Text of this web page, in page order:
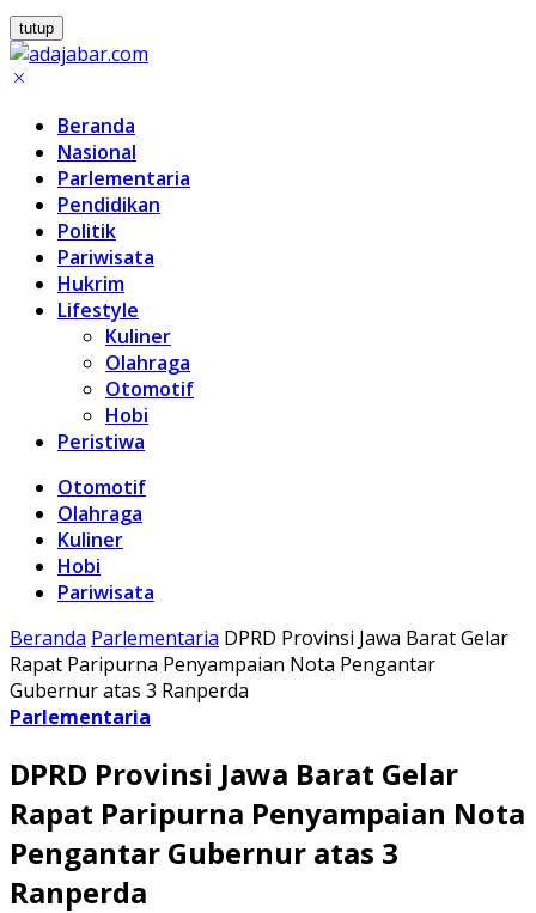
tutup
Beranda
Nasional
Parlementaria
Pendidikan
Politik
Pariwisata
Hukrim
Lifestyle
Kuliner
Olahraga
Otomotif
Hobi
Peristiwa
Otomotif
Olahraga
Kuliner
Hobi
Pariwisata
Beranda Parlementaria DPRD Provinsi Jawa Barat Gelar
Rapat Paripurna Penyampaian Nota Pengantar
Gubernur atas 3 Ranperda
Parlementaria
DPRD Provinsi Jawa Barat Gelar
Rapat Paripurna Penyampaian Nota
Pengantar Gubernur atas 3
Ranperda